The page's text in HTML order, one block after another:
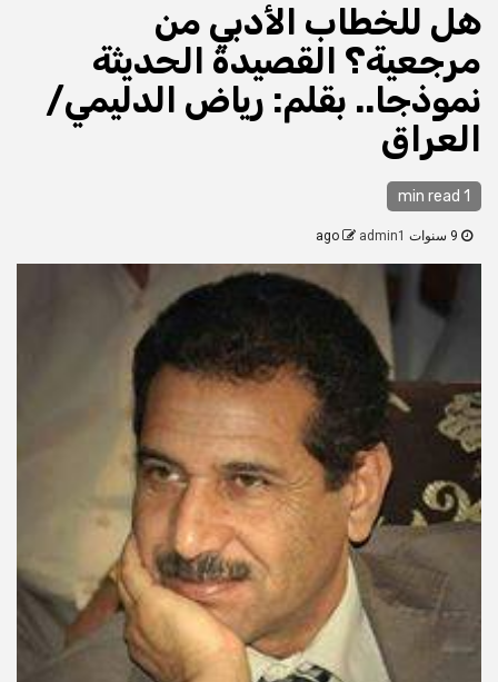
هل للخطاب الأدبي من
مرجعية؟ القصيدة الحديثة
نموذجا.. بقلم: رياض الدليمي/
العراق
1 min read
admin1